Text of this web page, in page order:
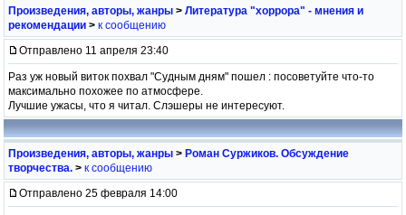
Произведения, авторы, жанры > Литература "хоррора" - мнения и
рекомендации > к сообщению
Отправлено 11 апреля 23:40
Раз уж новый виток похвал "Судным дням" пошел : посоветуйте что-то
максимально похожее по атмосфере.
Лучшие ужасы, что я читал. Слэшеры не интересуют.
Произведения, авторы, жанры > Роман Суржиков. Обсуждение
творчества. > к сообщению
Отправлено 25 февраля 14:00